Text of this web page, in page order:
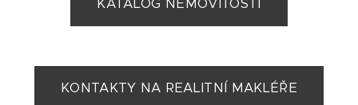
KONTAKTY NA REALITNÍ MAKLÉŘE